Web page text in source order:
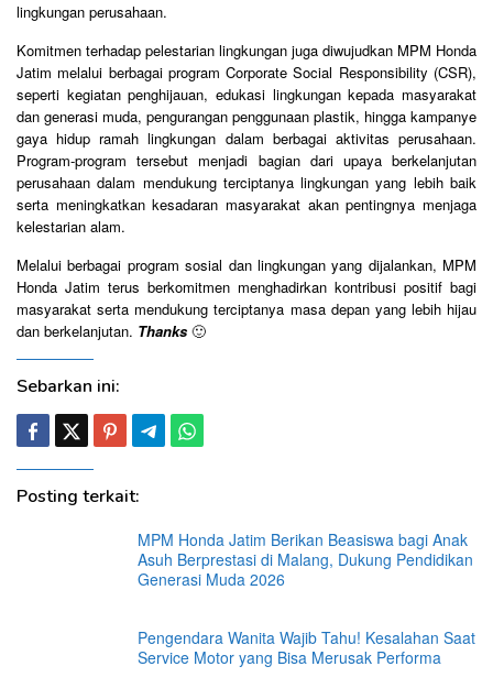
lingkungan perusahaan.
Komitmen terhadap pelestarian lingkungan juga diwujudkan MPM Honda
Jatim melalui berbagai program Corporate Social Responsibility (CSR),
seperti kegiatan penghijauan, edukasi lingkungan kepada masyarakat
dan generasi muda, pengurangan penggunaan plastik, hingga kampanye
gaya hidup ramah lingkungan dalam berbagai aktivitas perusahaan.
Program-program tersebut menjadi bagian dari upaya berkelanjutan
perusahaan dalam mendukung terciptanya lingkungan yang lebih baik
serta meningkatkan kesadaran masyarakat akan pentingnya menjaga
kelestarian alam.
Melalui berbagai program sosial dan lingkungan yang dijalankan, MPM
Honda Jatim terus berkomitmen menghadirkan kontribusi positif bagi
masyarakat serta mendukung terciptanya masa depan yang lebih hijau
dan berkelanjutan. Thanks 🙂
Sebarkan ini:
Posting terkait:
MPM Honda Jatim Berikan Beasiswa bagi Anak
Asuh Berprestasi di Malang, Dukung Pendidikan
Generasi Muda 2026
Pengendara Wanita Wajib Tahu! Kesalahan Saat
Service Motor yang Bisa Merusak Performa